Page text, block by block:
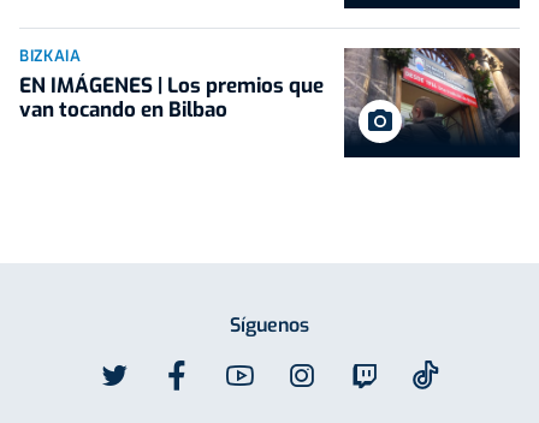
BIZKAIA
EN IMÁGENES | Los premios que
van tocando en Bilbao
Síguenos